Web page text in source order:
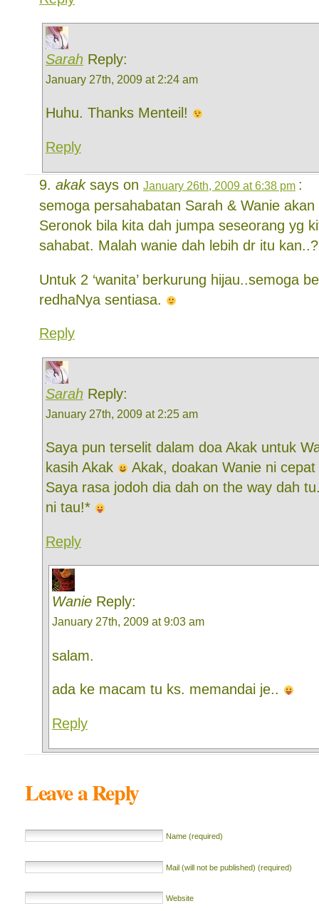
Sarah Reply:
January 27th, 2009 at 2:24 am
Huhu. Thanks Menteil!
Reply
akaksays on January 26th, 2009 at 6:38 pm :
semoga persahabatan Sarah & Wanie akan
Seronok bila kita dah jumpa seseorang yg
sahabat. Malah wanie dah lebih dr itu kan..?
Untuk 2 ‘wanita’ berkurung hijau..semoga
redhaNya sentiasa.
Reply
Sarah Reply:
January 27th, 2009 at 2:25 am
Saya pun terselit dalam doa Akak untuk
kasih Akak
Akak, doakan Wanie ni
Saya rasa jodoh dia dah on the way dah
ni tau!*
Reply
Wanie Reply:
January 27th, 2009 at 9:03 am
salam.
ada ke macam tu ks. memandai je..
Reply
Leave a Reply
Name (required)
Mail (will not be published) (required)
Website